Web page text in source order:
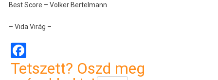
Best Score – Volker Bertelmann
– Vida Virág –
Facebook
Tetszett? Oszd meg